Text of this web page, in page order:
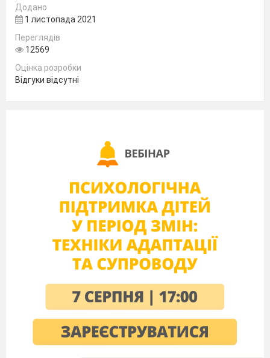
Додано
1 листопада 2021
Переглядів
12569
Оцінка розробки
Відгуки відсутні